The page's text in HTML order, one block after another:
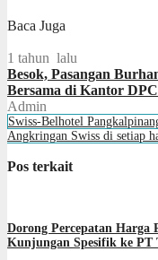
Baca Juga
1 tahun lalu
Besok, Pasangan
Bersama di Kantor
Admin
Swiss-Belhotel
Angkringan Swiss di setiap
Pos terkait
Dorong Percepatan
Kunjungan Spesifik ke